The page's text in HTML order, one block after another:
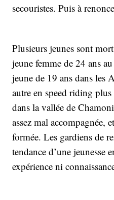
secouristes. Puis à
Plusieurs jeunes sont
jeune femme de 24 ans
jeune de 19 ans dans les
autre en speed riding
dans la vallée de
assez mal accompagnée,
formée. Les gardiens de
tendance d’une jeunesse
expérience ni